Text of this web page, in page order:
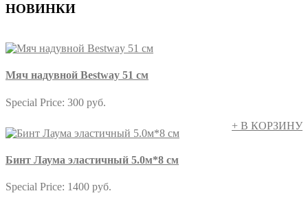
НОВИНКИ
Мяч надувной Bestway 51 см
Special Price: 300 руб.
+ В КОРЗИНУ
Бинт Лаума эластичный 5.0м*8 см
Special Price: 1400 руб.